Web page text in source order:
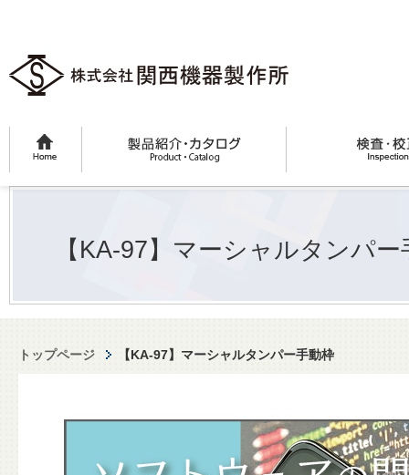
【KA-97】マーシャルタンパー
トップページ 【KA-97】マーシャルタンパー手動枠